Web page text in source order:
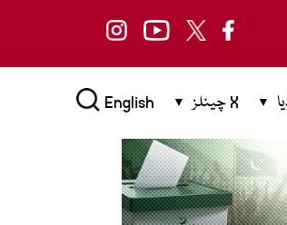
X چینلز English